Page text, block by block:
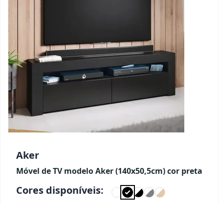
Aker
Móvel de TV modelo Aker (140x50,5cm) cor preta
Cores disponíveis: